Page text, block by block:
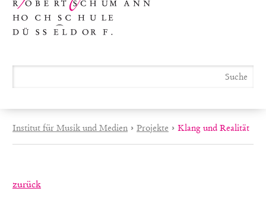
Institut für Musik und Medien › Projekte › Klang und Realität
zurück